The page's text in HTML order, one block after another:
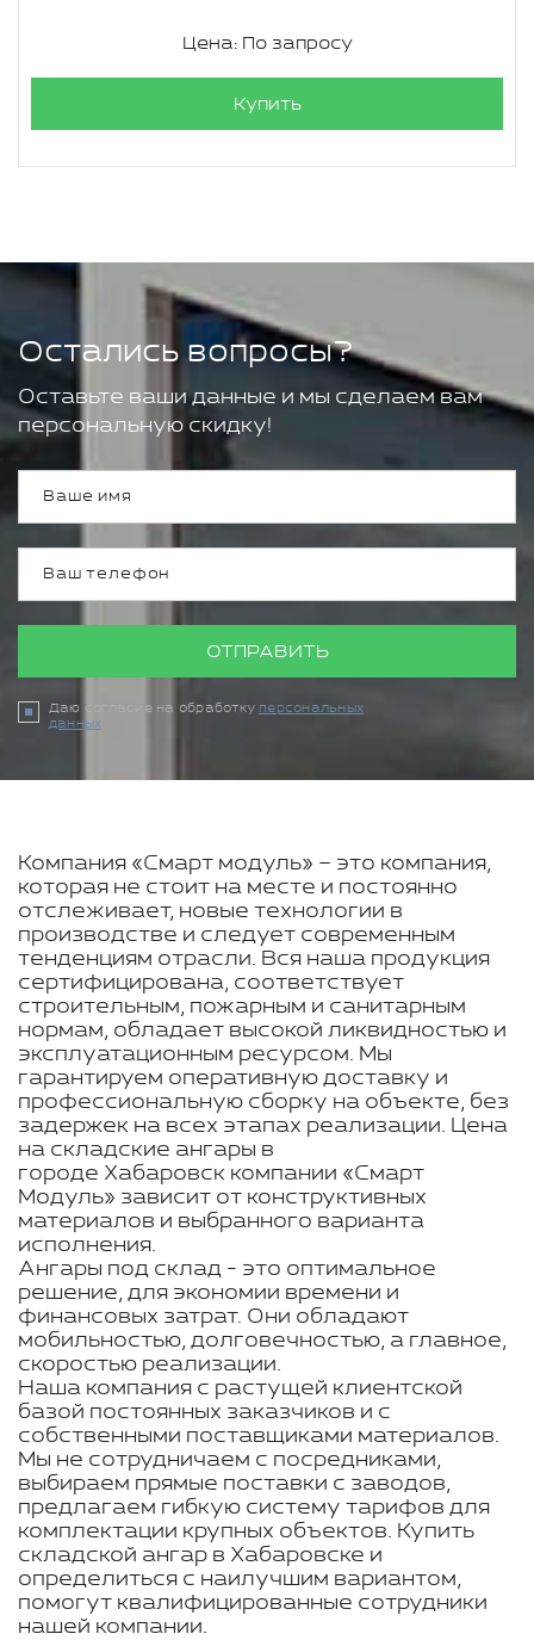
Цена: По запросу
Купить
Остались вопросы?
Оставьте ваши данные и мы сделаем вам
персональную скидку!
ОТПРАВИТЬ
Даю согласие на обработку персональных
данных
Компания «Смарт модуль» – это компания,
которая не стоит на месте и постоянно
отслеживает, новые технологии в
производстве и следует современным
тенденциям отрасли. Вся наша продукция
сертифицирована, соответствует
строительным, пожарным и санитарным
нормам, обладает высокой ликвидностью и
эксплуатационным ресурсом. Мы
гарантируем оперативную доставку и
профессиональную сборку на объекте, без
задержек на всех этапах реализации. Цена
на складские ангары в
городе Хабаровск компании «Смарт
Модуль» зависит от конструктивных
материалов и выбранного варианта
исполнения.
Ангары под склад - это оптимальное
решение, для экономии времени и
финансовых затрат. Они обладают
мобильностью, долговечностью, а главное,
скоростью реализации.
Наша компания с растущей клиентской
базой постоянных заказчиков и с
собственными поставщиками материалов.
Мы не сотрудничаем с посредниками,
выбираем прямые поставки с заводов,
предлагаем гибкую систему тарифов для
комплектации крупных объектов. Купить
складской ангар в Хабаровске и
определиться с наилучшим вариантом,
помогут квалифицированные сотрудники
нашей компании.